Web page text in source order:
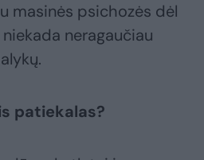
masinės psichozės dėl
neragaučiau
patiekalas?